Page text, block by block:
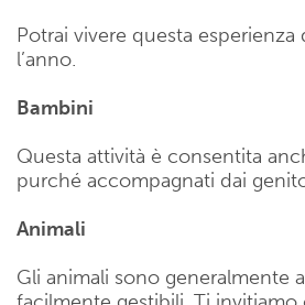
Potrai vivere questa
l’anno.
Bambini
Questa attività è consentita
purché accompagnati dai
Animali
Gli animali sono generalmente